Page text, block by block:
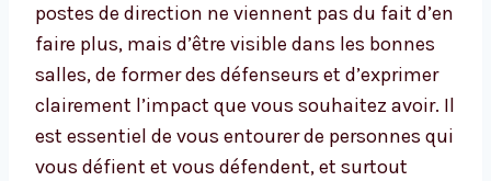
postes de direction ne viennent pas du fait d’en
faire plus, mais d’être visible dans les bonnes
salles, de former des défenseurs et d’exprimer
clairement l’impact que vous souhaitez avoir. Il
est essentiel de vous entourer de personnes qui
vous défient et vous défendent, et surtout